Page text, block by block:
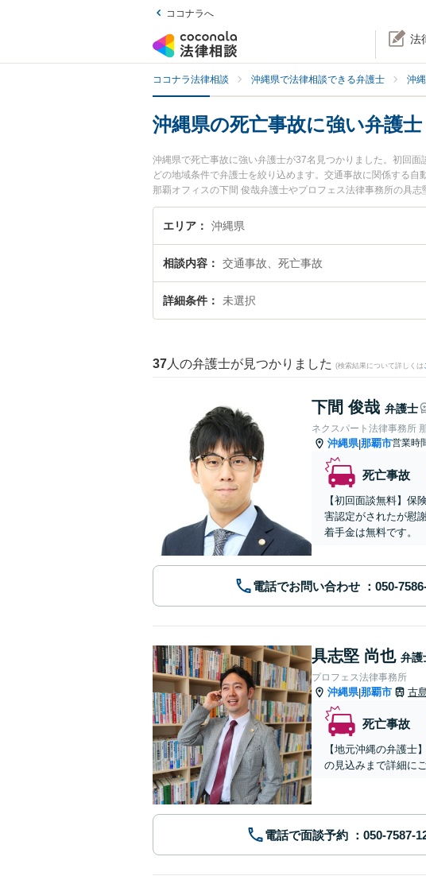
ココナラへ
法
ココナラ法律相談 沖縄県で法律相談できる弁護士 沖
沖縄県の死亡事故に強い弁護士
沖縄県で死亡事故に強い弁護士が37名見つかりました。初回
どの地域条件で弁護士を絞り込めます。交通事故に関係する
那覇オフィスの下間 俊哉弁護士やプロフェス法律事務所の具
います。『沖縄県で土日や夜間に発生した死亡事故のトラブ
料で死亡事故を法律相談できる沖縄県内の弁護士に相談予約し
エリア 沖縄県
相談内容 交通事故、死亡事故
詳細条件 未選択
37 人の弁護士が見つかりました (検索結果について詳しくは
下間 俊哉 弁護士
ネクスパート法律事務所
沖縄県|那覇市営業時
死亡事故
【初回面談無料】
害認定がされたが慰
着手金は無料です。
電話でお問い合わせ
具志堅 尚也 弁護
プロフェス法律事務所
沖縄県|那覇市 古
死亡事故
【地元沖縄の弁護
の見込みまで詳細に
電話で面談予約